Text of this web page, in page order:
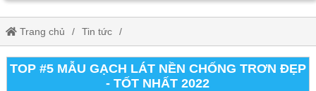
Trang chủ Tin tức
Top #5 mẫu gạch lát nền chống trơn ĐẸP - TỐT NHẤT 2022
TOP #5 MẪU GẠCH LÁT NỀN CHỐNG TRƠN ĐẸP
- TỐT NHẤT 2022